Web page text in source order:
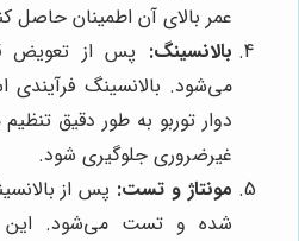
عمر بالای آن اطمینان حاصل
بالانسینگ: پس از تعویض
می‌شود. بالانسینگ
دوار توربو به طور دقیق
غیرضروری جلوگیری شود.
مونتاژ و تست: پس از
شده و تست می‌شود. این